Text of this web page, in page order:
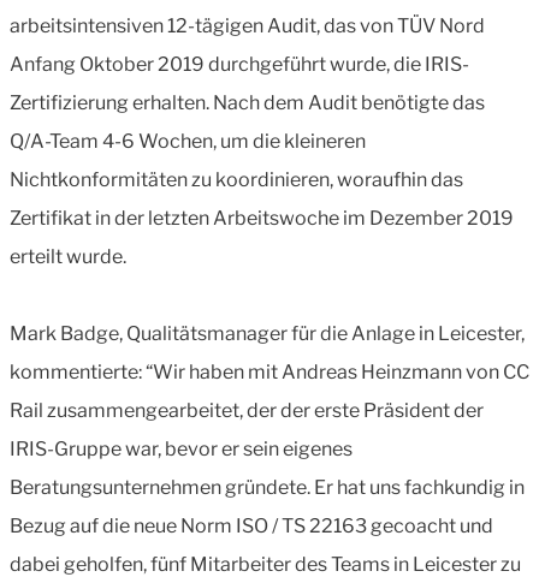
arbeitsintensiven 12-tägigen Audit, das von TÜV Nord
Anfang Oktober 2019 durchgeführt wurde, die IRIS-
Zertifizierung erhalten. Nach dem Audit benötigte das
Q/A-Team 4-6 Wochen, um die kleineren
Nichtkonformitäten zu koordinieren, woraufhin das
Zertifikat in der letzten Arbeitswoche im Dezember 2019
erteilt wurde.
Mark Badge, Qualitätsmanager für die Anlage in Leicester,
kommentierte: “Wir haben mit Andreas Heinzmann von CC
Rail zusammengearbeitet, der der erste Präsident der
IRIS-Gruppe war, bevor er sein eigenes
Beratungsunternehmen gründete. Er hat uns fachkundig in
Bezug auf die neue Norm ISO / TS 22163 gecoacht und
dabei geholfen, fünf Mitarbeiter des Teams in Leicester zu